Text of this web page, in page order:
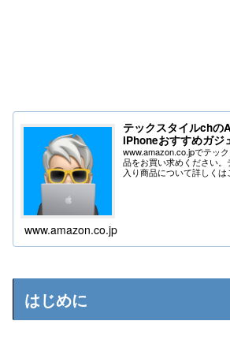
テックスタイルchの
iPhoneおすすめガジ
www.amazon.co.jpでテッ
品をお買い求めください
入り商品について詳しくは
www.amazon.co.jp
はじめに